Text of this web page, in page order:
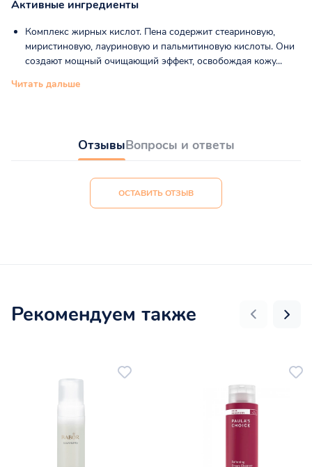
Активные ингредиенты
Комплекс жирных кислот. Пена содержит стеариновую,
миристиновую, лауриновую и пальмитиновую кислоты. Они
создают мощный очищающий эффект, освобождая кожу...
Читать дальше
ОтзывыВопросы и ответы
ОСТАВИТЬ ОТЗЫВ
Рекомендуем также